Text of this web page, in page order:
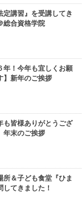
定講習』を受講してき
合資格学院
年！今年も宜しくお願
】新年のご挨拶
も皆様ありがとうござ
年末のご挨拶
所＆子ども食堂『ひま
してきました！